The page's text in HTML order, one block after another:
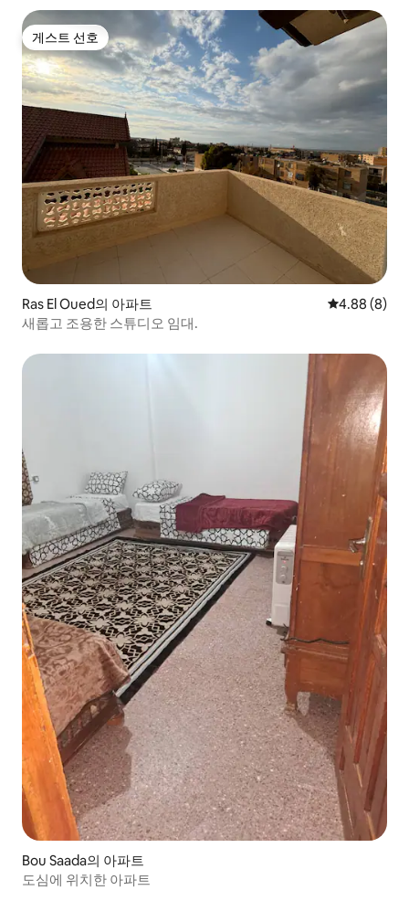
게스트 선호
게스트 선호
Ras El Oued의 아파트 평점 4.88점
4.88 (8)
새롭고 조용한 스튜디오 임대.
Bou Saada의 아파트
도심에 위치한 아파트